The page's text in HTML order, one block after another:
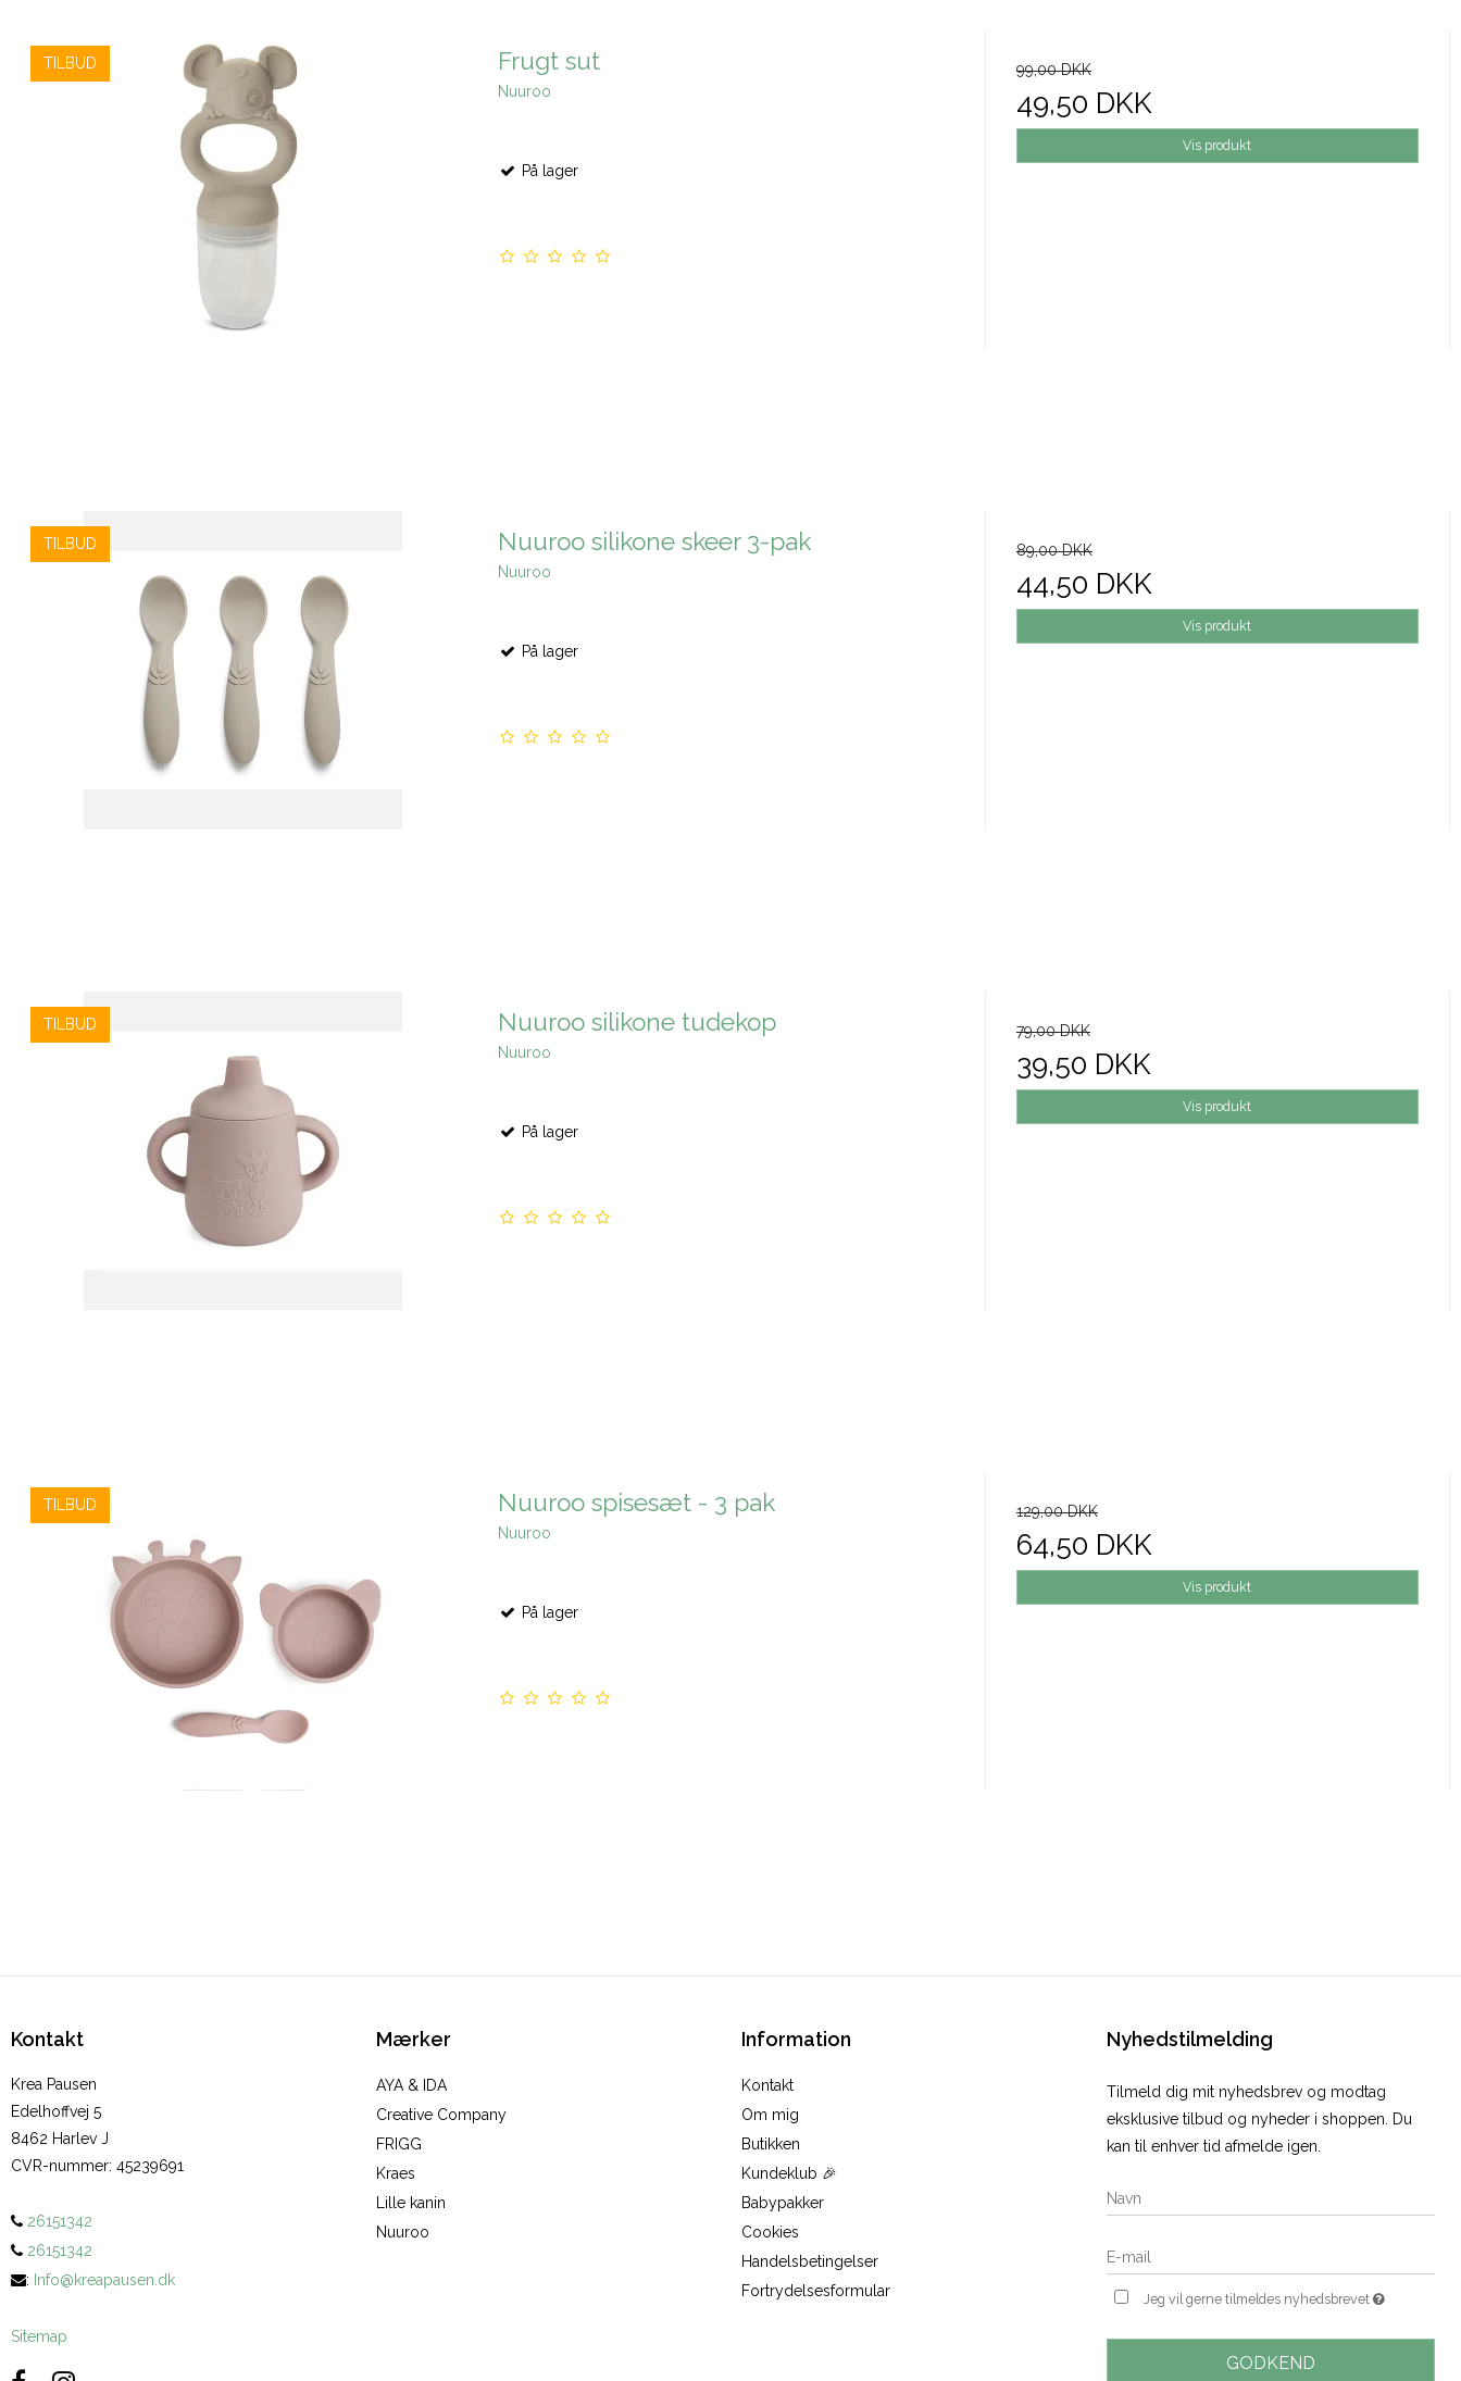
TILBUD Frugt sut
Nuuroo
På lager
99,00 DKK
49,50 DKK
Vis produkt
TILBUD Nuuroo silikone skeer 3-pak
Nuuroo
På lager
89,00 DKK
44,50 DKK
Vis produkt
TILBUD Nuuroo silikone tudekop
Nuuroo
På lager
79,00 DKK
39,50 DKK
Vis produkt
TILBUD Nuuroo spisesæt - 3 pak
Nuuroo
På lager
129,00 DKK
64,50 DKK
Vis produkt
Kontakt
Krea Pausen
Edelhoffvej 5
8462 Harlev J
CVR-nummer: 45239691
26151342
26151342
: Info@kreapausen.dk
Sitemap
Mærker
AYA & IDA
Creative Company
FRIGG
Kraes
Lille kanin
Nuuroo
Information
Kontakt
Om mig
Butikken
Kundeklub 🎉
Babypakker
Cookies
Handelsbetingelser
Fortrydelsesformular
Nyhedstilmelding
Tilmeld dig mit nyhedsbrev og modtag
eksklusive tilbud og nyheder i shoppen. Du
kan til enhver tid afmelde igen.
Jeg vil gerne tilmeldes nyhedsbrevet
GODKEND